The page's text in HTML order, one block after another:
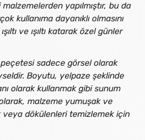
yapılmıştır, bu da
kullanıma dayanıklı olmasını
ve ışıltı katarak özel günler
peçetesi sadece görsel olarak
Boyutu, yelpaze şeklinde
olarak kullanmak gibi sunum
malzeme yumuşak ve
dökülenleri temizlemek için